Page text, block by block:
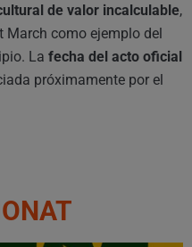
de valor incalculable,
March como ejemplo del
La fecha del acto oficial
próximamente por el